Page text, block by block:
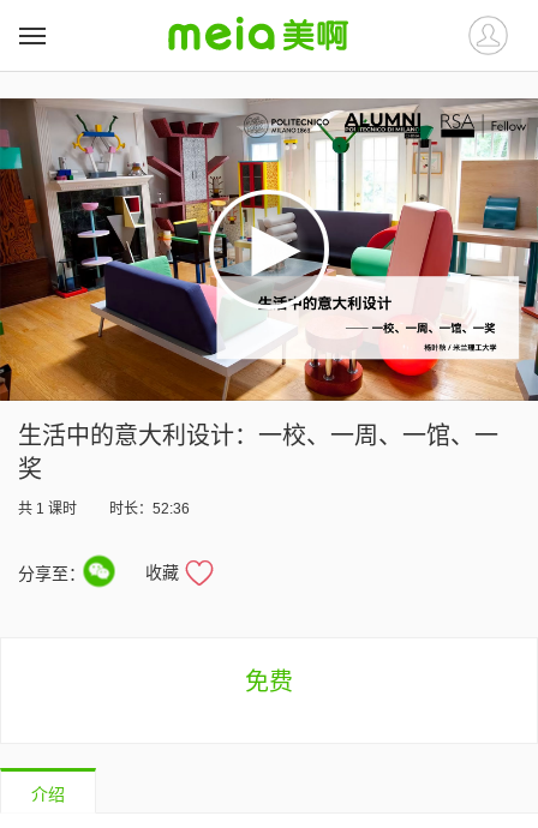
生活中的意大利设计：一校、一周、一馆、一
奖
共 1 课时 时长：52:36
分享至： 收藏
免费
介绍